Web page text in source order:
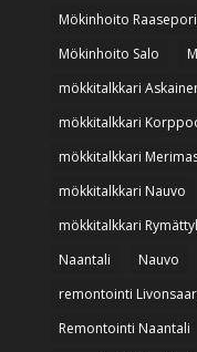
Mökinhoito Raasepori
Mökinhoito Salo
mökkitalkkari
mökkitalkkari
mökkitalkkari
mökkitalkkari Nauvo
mökkitalkkari
Naantali
Nauvo
remontointi
Remontointi Naantali